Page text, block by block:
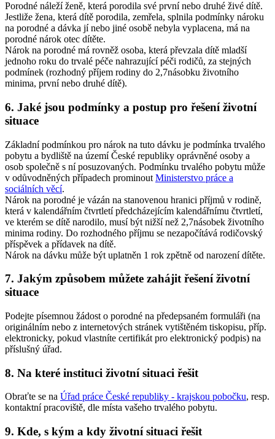
Porodné náleží ženě, která porodila své první nebo druhé živé dítě.
Jestliže žena, která dítě porodila, zemřela, splnila podmínky nároku
na porodné a dávka jí nebo jiné osobě nebyla vyplacena, má na
porodné nárok otec dítěte.
Nárok na porodné má rovněž osoba, která převzala dítě mladší
jednoho roku do trvalé péče nahrazující péči rodičů, za stejných
podmínek (rozhodný příjem rodiny do 2,7násobku životního
minima, první nebo druhé dítě).
6. Jaké jsou podmínky a postup pro řešení životní
situace
Základní podmínkou pro nárok na tuto dávku je podmínka trvalého
pobytu a bydliště na území České republiky oprávněné osoby a
osob společně s ní posuzovaných. Podmínku trvalého pobytu může
v odůvodněných případech prominout Ministerstvo práce a
sociálních věcí.
Nárok na porodné je vázán na stanovenou hranici příjmů v rodině,
která v kalendářním čtvrtletí předcházejícím kalendářnímu čtvrtletí,
ve kterém se dítě narodilo, musí být nižší než 2,7násobek životního
minima rodiny. Do rozhodného příjmu se nezapočítává rodičovský
příspěvek a přídavek na dítě.
Nárok na dávku může být uplatněn 1 rok zpětně od narození dítěte.
7. Jakým způsobem můžete zahájit řešení životní
situace
Podejte písemnou žádost o porodné na předepsaném formuláři (na
originálním nebo z internetových stránek vytištěném tiskopisu, příp.
elektronicky, pokud vlastníte certifikát pro elektronický podpis) na
příslušný úřad.
8. Na které instituci životní situaci řešit
Obraťte se na Úřad práce České republiky - krajskou pobočku, resp.
kontaktní pracoviště, dle místa vašeho trvalého pobytu.
9. Kde, s kým a kdy životní situaci řešit